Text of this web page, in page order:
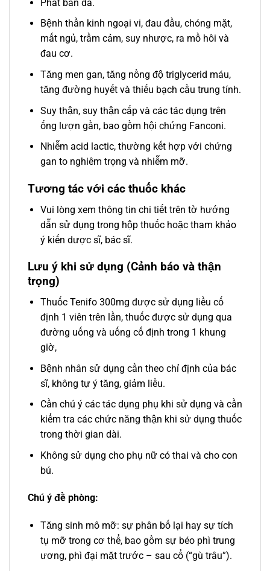
Phát ban da.
Bệnh thần kinh ngoại vi, đau đầu, chóng mặt,
mất ngủ, trầm cảm, suy nhược, ra mồ hôi và
đau cơ.
Tăng men gan, tăng nồng độ triglycerid máu,
tăng đường huyết và thiếu bạch cầu trung tính.
Suy thận, suy thận cấp và các tác dụng trên
ống lượn gần, bao gồm hội chứng Fanconi.
Nhiễm acid lactic, thường kết hợp với chứng
gan to nghiêm trọng và nhiễm mỡ.
Tương tác với các thuốc khác
Vui lòng xem thông tin chi tiết trên tờ hướng
dẫn sử dụng trong hộp thuốc hoặc tham khảo
ý kiến dược sĩ, bác sĩ.
Lưu ý khi sử dụng (Cảnh báo và thận
trọng)
Thuốc Tenifo 300mg được sử dụng liều cố
định 1 viên trên lần, thuốc được sử dụng qua
đường uống và uống cố định trong 1 khung
giờ,
Bệnh nhân sử dụng cần theo chỉ định của bác
sĩ, không tự ý tăng, giảm liều.
Cần chú ý các tác dụng phụ khi sử dụng và cần
kiểm tra các chức năng thận khi sử dụng thuốc
trong thời gian dài.
Không sử dụng cho phụ nữ có thai và cho con
bú.
Chú ý đề phòng:
Tăng sinh mô mỡ: sự phân bố lại hay sự tích
tụ mỡ trong cơ thể, bao gồm sự béo phì trung
ương, phì đại mặt trước – sau cổ (“gù trâu”).